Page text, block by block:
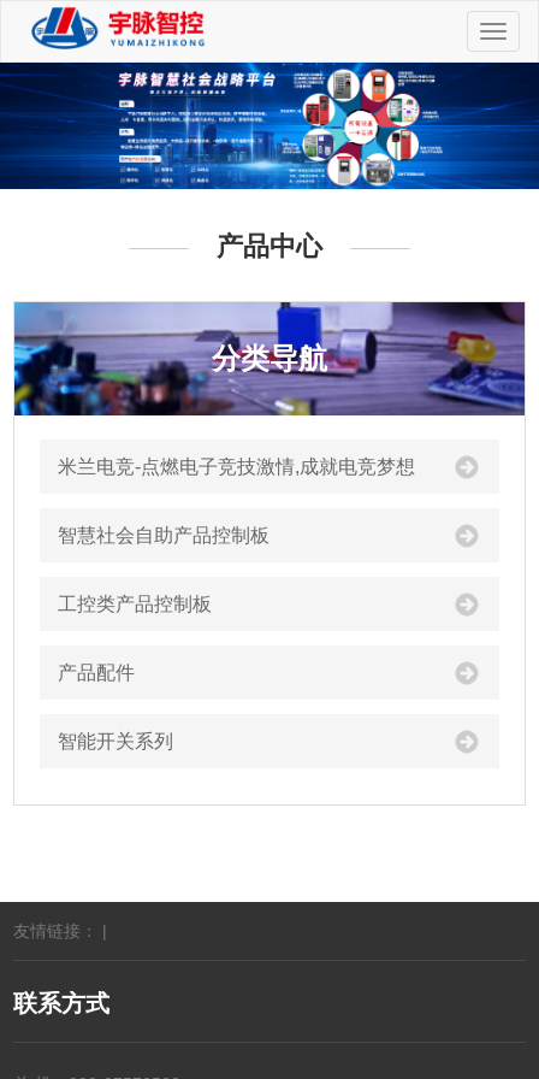
切
换
航
产品中心
分类导航
米兰电竞-点燃电子竞技激情,成就电竞梦想
智慧社会自助产品控制板
工控类产品控制板
产品配件
智能开关系列
友情链接： |
联系方式